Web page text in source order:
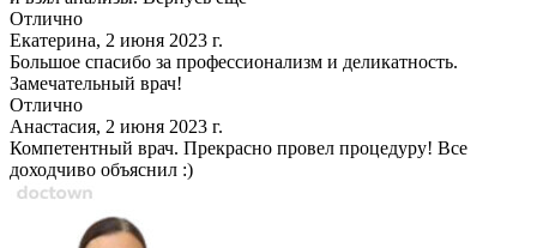
Отлично
Екатерина, 2 июня 2023 г.
Большое спасибо за профессионализм и деликатность.
Замечательный врач!
Отлично
Анастасия, 2 июня 2023 г.
Компетентный врач. Прекрасно провел процедуру! Все
доходчиво объяснил :)